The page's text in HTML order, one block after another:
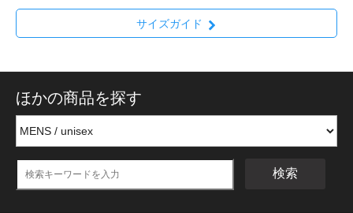
サイズガイド
ほかの商品を探す
検索